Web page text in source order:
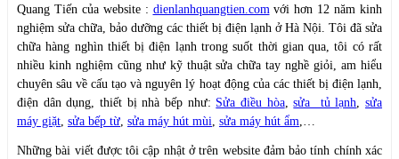
Quang Tiến của website : dienlanhquangtien.comvới hơn 12 năm kinh
nghiệm sửa chữa, bảo dưỡng các thiết bị điện lạnh ở Hà Nội. Tôi đã sửa
chữa hàng nghìn thiết bị điện lạnh trong suốt thời gian qua, tôi có rất
nhiều kinh nghiệm cũng như kỹ thuật sửa chữa tay nghề giỏi, am hiểu
chuyên sâu về cấu tạo và nguyên lý hoạt động của các thiết bị điện lạnh,
điện dân dụng, thiết bị nhà bếp như: Sửa điều hòa,sửa tủ lạnh,sửa
máy giặt, sửa bếp từ, sửa máy hút mùi, sửa máy hút ẩm,…
Những bài viết được tôi cập nhật ở trên website đảm bảo tính chính xác